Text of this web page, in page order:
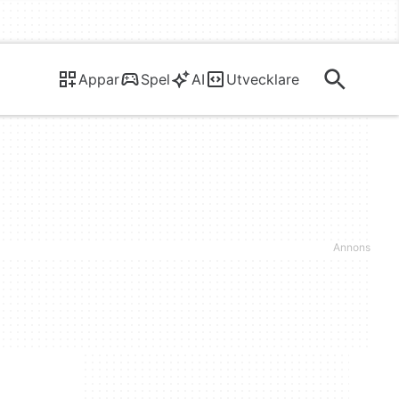
Appar Spel AI Utvecklare